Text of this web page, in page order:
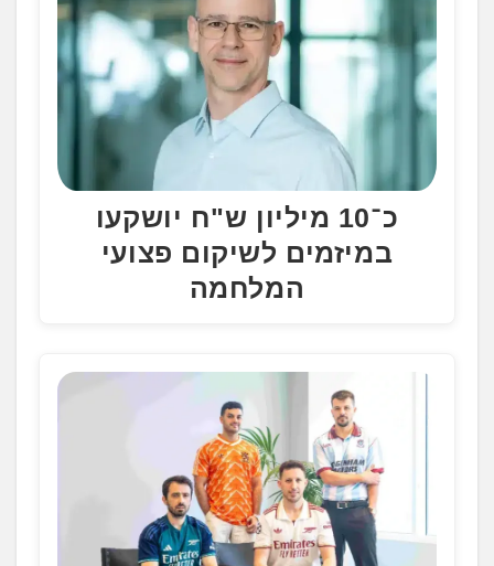
כ־10 מיליון ש"ח יושקעו
במיזמים לשיקום פצועי
המלחמה